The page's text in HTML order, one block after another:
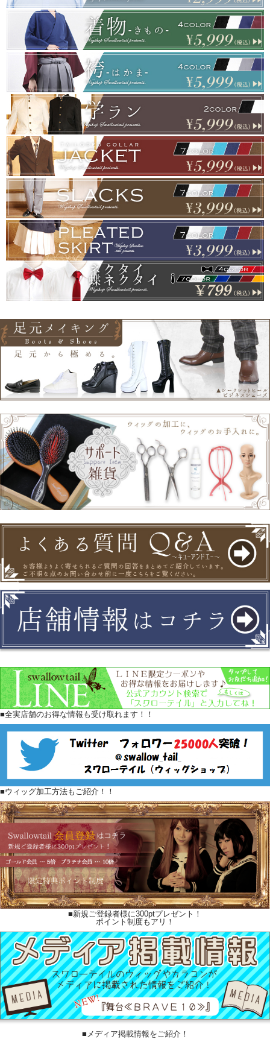
■全実店舗のお得な情報も受け取れます！！
■ウィッグ加工方法もご紹介！！
■新規ご登録者様に300ptプレゼント！
ポイント制度もアリ！
■メディア掲載情報をご紹介！